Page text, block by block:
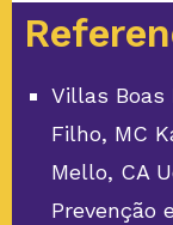
Villas Boas
Filho, MC
Mello, CA
Prevenção